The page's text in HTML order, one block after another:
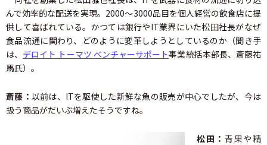
んで効率的な配送を実現。2000～3000品目を個人経営の飲食店に提
供して喜ばれている。かつては銀行やIT業界にいた松田社長がなぜ
食品流通に関わり、どのように変革しようとしているのか（聞き手
は、 デロイト トーマツ ベンチャーサポート事業統括本部長、斎藤祐
馬氏）。
斎藤： 以前は、ITを駆使した新鮮な魚の販売が中心でしたが、今は
扱う商品がだいぶ増えたそうですね。
松田： 青果や精